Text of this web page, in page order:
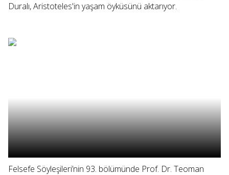
Duralı, Aristoteles'in yaşam öyküsünü aktarıyor.
Felsefe Söyleşileri’nin 93. bölümünde Prof. Dr. Teoman